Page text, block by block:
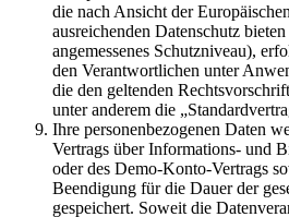
die nach Ansicht der
ausreichenden Datenschutz
angemessenes Schutzniveau),
den Verantwortlichen unter
die den geltenden
unter anderem die
Ihre personenbezogenen Daten
Vertrags über Informations- und
oder des Demo-Konto-Vertrags
Beendigung für die Dauer der
gespeichert. Soweit die